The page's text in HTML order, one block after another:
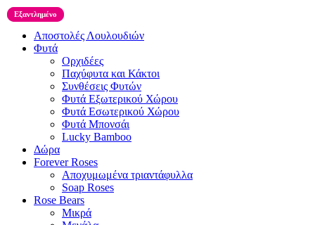
Αποστολές Λουλουδιών
Φυτά
Ορχιδέες
Παχύφυτα και Κάκτοι
Συνθέσεις Φυτών
Φυτά Εξωτερικού Χώρου
Φυτά Εσωτερικού Χώρου
Φυτά Μπονσάι
Lucky Bamboo
Δώρα
Forever Roses
Αποχυμωμένα τριαντάφυλλα
Soap Roses
Rose Βears
Μικρά
Εξαντλημένο
Εξαντλημένο